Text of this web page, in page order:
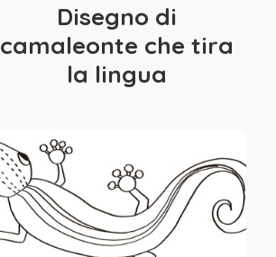
Disegno di
camaleonte che tira
la lingua